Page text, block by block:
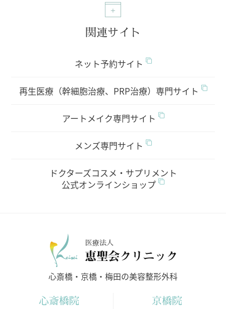
関連サイト
ネット予約サイト
再生医療（幹細胞治療、PRP治療）専門サイト
アートメイク専門サイト
メンズ専門サイト
ドクターズコスメ・サプリメント
公式オンラインショップ
医療法人
心斎橋・京橋・梅田の美容整形外科
心斎橋院 京橋院